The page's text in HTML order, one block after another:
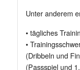
Unter anderem
• tägliches
•
(Dribbeln und
(Passspiel und